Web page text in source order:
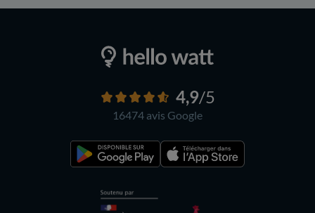
4,9/5
16474 avis Google